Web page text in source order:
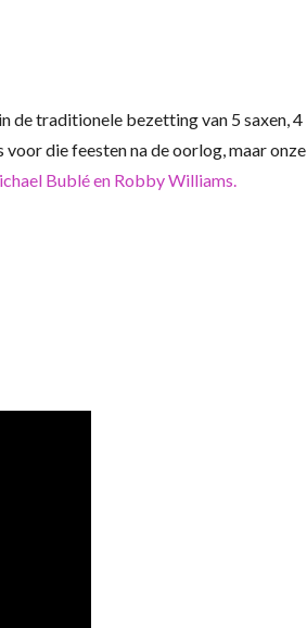
de traditionele bezetting van 5 saxen, 4
die feesten na de oorlog, maar onze
Bublé en Robby Williams.